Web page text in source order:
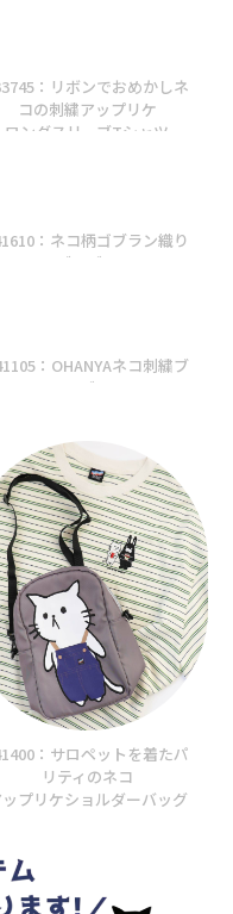
：リボンでおめかしネ
コの刺繍アップリケ
ロングスリーブTシャツ
：ネコ柄ゴブラン織り
ブルゾン
：OHANYAネコ刺繍ブ
ルゾン
：サロペットを着たパ
リティのネコ
プリケショルダーバッグ